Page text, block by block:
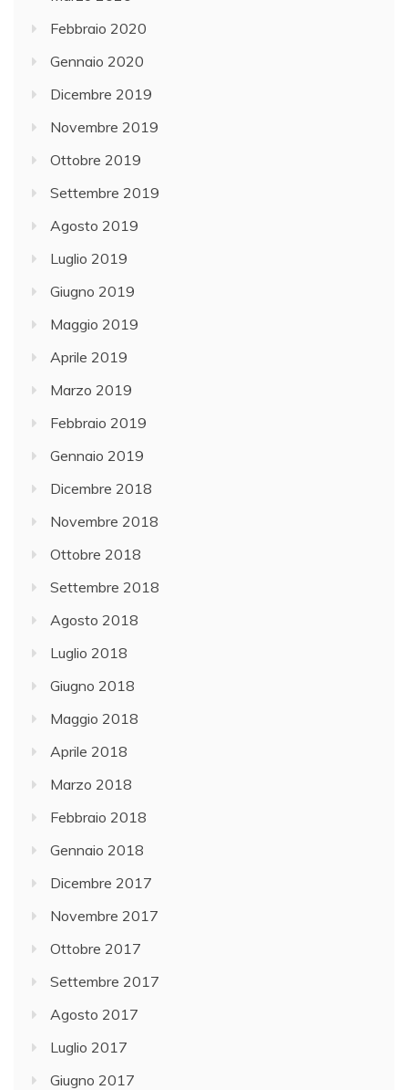
Febbraio 2020
Gennaio 2020
Dicembre 2019
Novembre 2019
Ottobre 2019
Settembre 2019
Agosto 2019
Luglio 2019
Giugno 2019
Maggio 2019
Aprile 2019
Marzo 2019
Febbraio 2019
Gennaio 2019
Dicembre 2018
Novembre 2018
Ottobre 2018
Settembre 2018
Agosto 2018
Luglio 2018
Giugno 2018
Maggio 2018
Aprile 2018
Marzo 2018
Febbraio 2018
Gennaio 2018
Dicembre 2017
Novembre 2017
Ottobre 2017
Settembre 2017
Agosto 2017
Luglio 2017
Giugno 2017